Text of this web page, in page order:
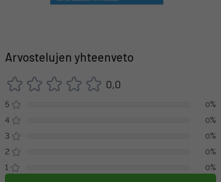
Arvostelujen yhteenveto
0,0
5
0%
4
0%
3
0%
2
0%
1
0%